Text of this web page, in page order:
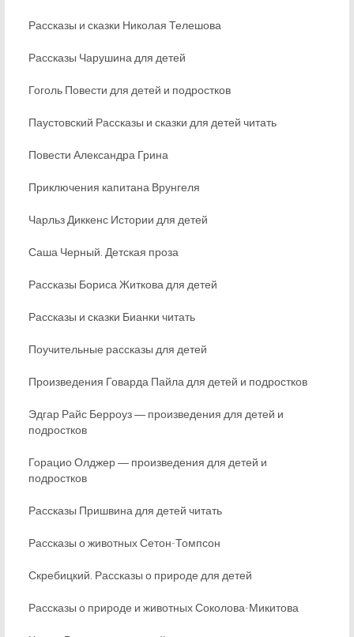
Рассказы и сказки Николая Телешова
Рассказы Чарушина для детей
Гоголь Повести для детей и подростков
Паустовский Рассказы и сказки для детей читать
Повести Александра Грина
Приключения капитана Врунгеля
Чарльз Диккенс Истории для детей
Саша Черный. Детская проза
Рассказы Бориса Житкова для детей
Рассказы и сказки Бианки читать
Поучительные рассказы для детей
Произведения Говарда Пайла для детей и подростков
Эдгар Райс Берроуз ― произведения для детей и
подростков
Горацио Олджер ― произведения для детей и
подростков
Рассказы Пришвина для детей читать
Рассказы о животных Сетон-Томпсон
Скребицкий. Рассказы о природе для детей
Рассказы о природе и животных Соколова-Микитова